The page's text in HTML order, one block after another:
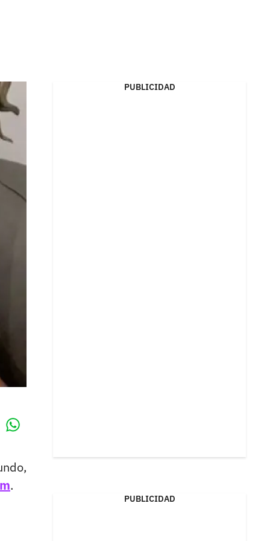
.
PUBLICIDAD
PUBLICIDAD